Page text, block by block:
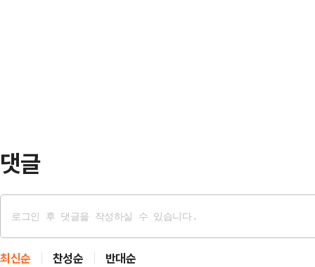
댓글
최신순 찬성순 반대순